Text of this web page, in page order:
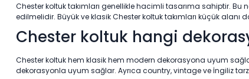
Chester koltuk takımları genellikle hacimli tasarıma sahiptir.
edilmelidir. Büyük ve klasik Chester koltuk takımları küçük alanı
Chester koltuk hangi
Chester koltuk hem klasik hem modern dekorasyona uyum
dekorasyonla uyum sağlar. Ayrıca country, vintage ve İngiliz